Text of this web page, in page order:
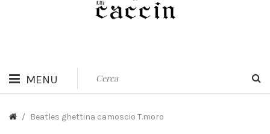
MENU
/ Beatles ghettina camoscio T.moro